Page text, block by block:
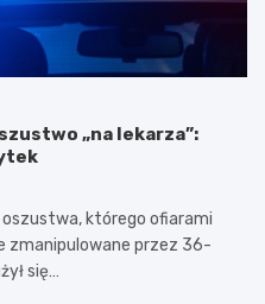
„na lekarza”:
oszustwa, którego ofiarami
zmanipulowane przez 36-
się…